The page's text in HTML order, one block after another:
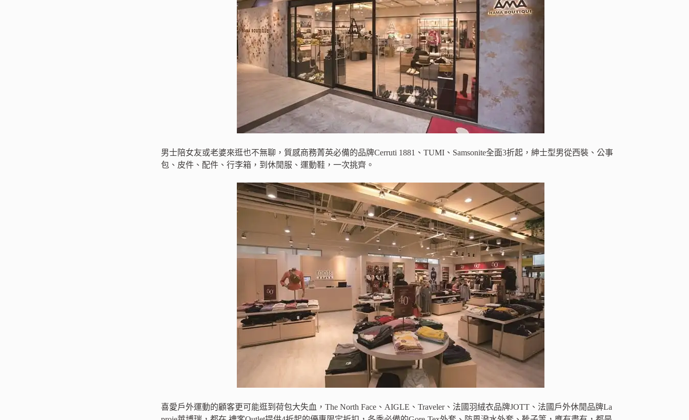
男士陪女友或老婆來逛也不無聊，質感商務菁英必備的品牌Cerruti 1881、TUMI、Samsonite全面3折起，紳士型男從西裝、公事
包、皮件、配件、行李箱，到休閒服、運動鞋，一次挑齊。
喜愛戶外運動的顧客更可能逛到荷包大失血，The North Face、AIGLE、Traveler、法國羽絨衣品牌JOTT、法國戶外休閒品牌La